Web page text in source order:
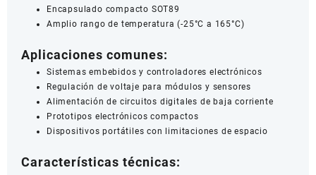
Encapsulado compacto SOT89
Amplio rango de temperatura (-25°C a 165°C)
Aplicaciones comunes:
Sistemas embebidos y controladores electrónicos
Regulación de voltaje para módulos y sensores
Alimentación de circuitos digitales de baja corriente
Prototipos electrónicos compactos
Dispositivos portátiles con limitaciones de espacio
Características técnicas: